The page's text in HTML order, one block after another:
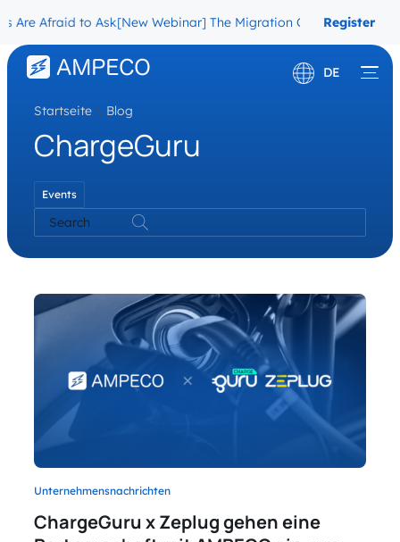
Are Afraid to Ask[New Webinar] The Migration Questions CPOs
Register
Now
DE
Startseite \ Blog
ChargeGuru
Events
Search
Unternehmensnachrichten
ChargeGuru x Zeplug gehen eine